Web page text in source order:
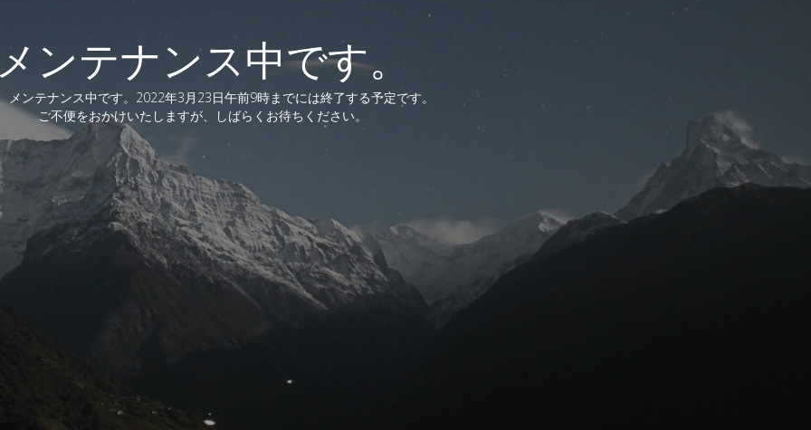
ンテナンス中です。
メンテナンス中です。2022年3月23日午前9時までには終了する予定です。
ご不便をおかけいたしますが、しばらくお待ちください。